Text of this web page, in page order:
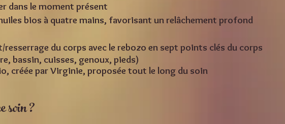
dans le moment présent
bios à quatre mains, favorisant un relâchement profond
resserrage du corps avec le rebozo en sept points clés du corps
bassin, cuisses, genoux, pieds)
créée parVirginie, proposée tout le long du soin
soin ?